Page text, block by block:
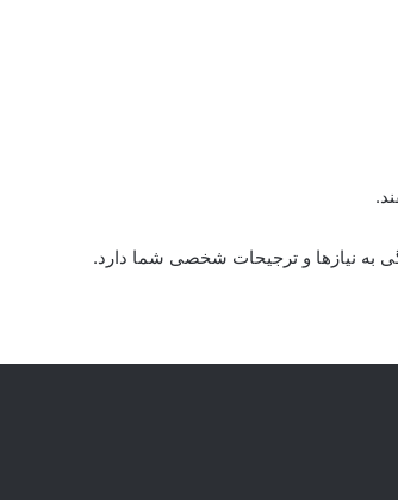
به نیازها و ترجیحات شخصی شما دارد.